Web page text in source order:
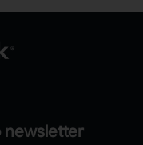
newsletter